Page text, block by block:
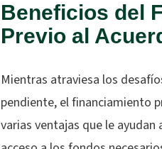
Beneficios del
Previo al
Mientras atraviesa los
pendiente, el financiamiento
varias ventajas que le